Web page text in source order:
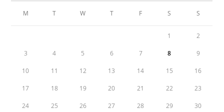
M T W T F S S
1 2
3 4 5 6 7 8 9
10 11 12 13 14 15 16
17 18 19 20 21 22 23
24 25 26 27 28 29 30